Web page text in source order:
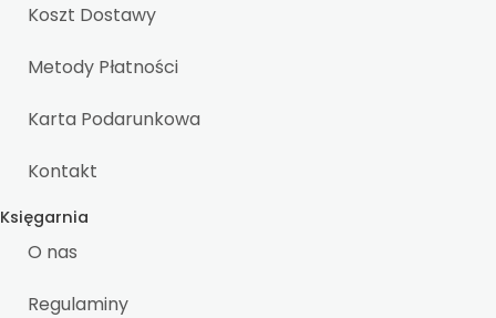
Koszt Dostawy
Metody Płatności
Karta Podarunkowa
Kontakt
Księgarnia
O nas
Regulaminy